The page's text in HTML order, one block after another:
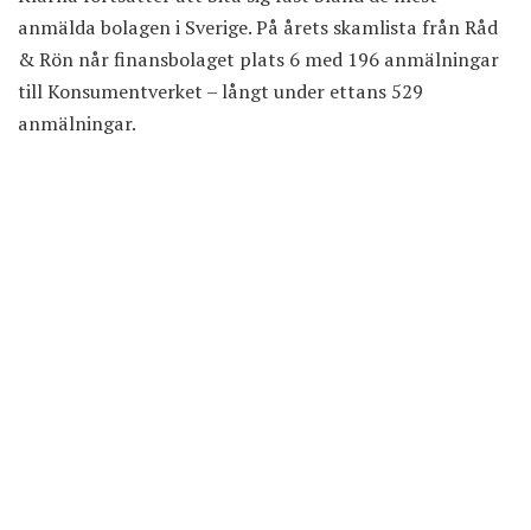
anmälda bolagen i Sverige. På årets skamlista från Råd
& Rön når finansbolaget plats 6 med 196 anmälningar
till Konsumentverket – långt under ettans 529
anmälningar.